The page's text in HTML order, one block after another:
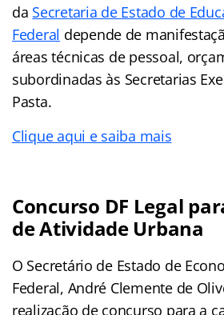
da Secretaria de Estado de
Federal depende de
áreas técnicas de pessoal,
subordinadas às Secretarias
Pasta.
Clique aqui e saiba mais
Concurso DF Legal
de Atividade Urbana
O Secretário de Estado de
Federal, André Clemente de
realização de concurso para a